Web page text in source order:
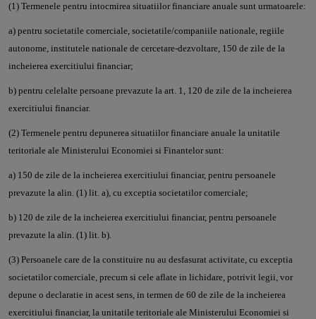
(1) Termenele pentru intocmirea situatiilor financiare anuale sunt urmatoarele:
a) pentru societatile comerciale, societatile/companiile nationale, regiile
autonome, institutele nationale de cercetare-dezvoltare, 150 de zile de la
incheierea exercitiului financiar;
b) pentru celelalte persoane prevazute la art. 1, 120 de zile de la incheierea
exercitiului financiar.
(2) Termenele pentru depunerea situatiilor financiare anuale la unitatile
teritoriale ale Ministerului Economiei si Finantelor sunt:
a) 150 de zile de la incheierea exercitiului financiar, pentru persoanele
prevazute la alin. (1) lit. a), cu exceptia societatilor comerciale;
b) 120 de zile de la incheierea exercitiului financiar, pentru persoanele
prevazute la alin. (1) lit. b).
(3) Persoanele care de la constituire nu au desfasurat activitate, cu exceptia
societatilor comerciale, precum si cele aflate in lichidare, potrivit legii, vor
depune o declaratie in acest sens, in termen de 60 de zile de la incheierea
exercitiului financiar, la unitatile teritoriale ale Ministerului Economiei si